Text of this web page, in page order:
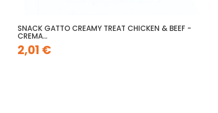
SNACK GATTO CREAMY TREAT CHICKEN & BEEF -
CREMA...
2,01 €